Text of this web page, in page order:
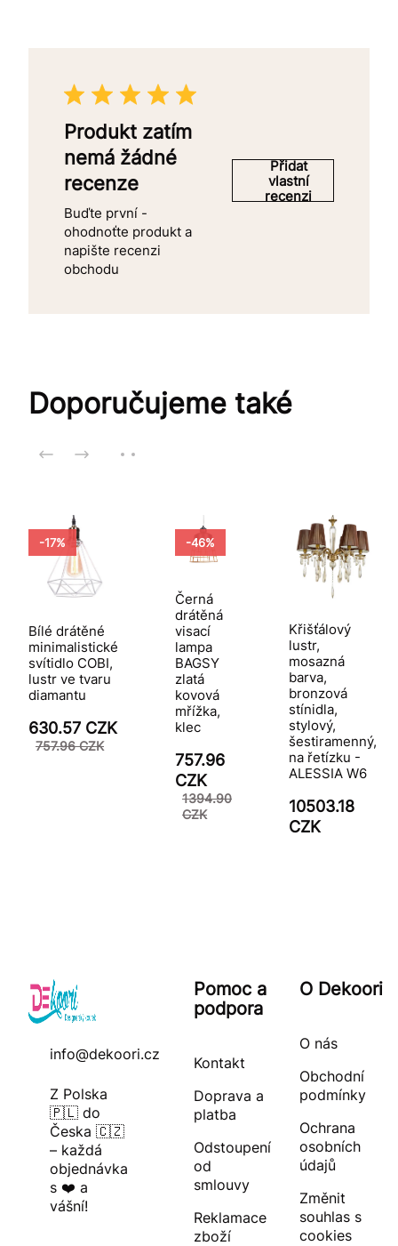
Produkt zatím
nemá žádné
recenze
Buďte první -
ohodnoťte produkt a
napište recenzi
obchodu
Přidat
vlastní
recenzi
Doporučujeme také
-17%
Bílé drátěné
minimalistické
svítidlo COBI,
lustr ve tvaru
diamantu
630.57 CZK
757.96 CZK
-46%
Černá
drátěná
visací
lampa
BAGSY
zlatá
kovová
mřížka,
klec
757.96
CZK
1394.90
CZK
Křišťálový
lustr,
mosazná
barva,
bronzová
stínidla,
stylový,
šestiramenný,
na řetízku -
ALESSIA W6
10503.18
CZK
info@dekoori.cz
Z Polska
🇵🇱 do
Česka 🇨🇿
– každá
objednávka
s ❤️ a
vášní!
Pomoc a
podpora
Kontakt
Doprava a
platba
Odstoupení
od
smlouvy
Reklamace
zboží
O Dekoori
O nás
Obchodní
podmínky
Ochrana
osobních
údajů
Změnit
souhlas s
cookies